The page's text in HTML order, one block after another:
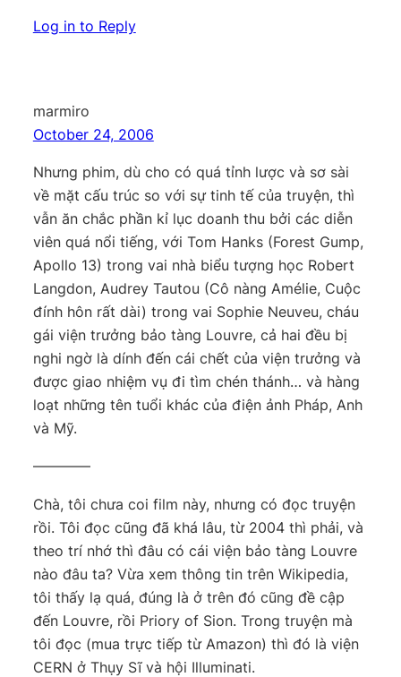
Log in to Reply
marmiro
October 24, 2006
Nhưng phim, dù cho có quá tỉnh lược và sơ sài
về mặt cấu trúc so với sự tinh tế của truyện, thì
vẫn ăn chắc phần kỉ lục doanh thu bởi các diễn
viên quá nổi tiếng, với Tom Hanks (Forest Gump,
Apollo 13) trong vai nhà biểu tượng học Robert
Langdon, Audrey Tautou (Cô nàng Amélie, Cuộc
đính hôn rất dài) trong vai Sophie Neuveu, cháu
gái viện trưởng bảo tàng Louvre, cả hai đều bị
nghi ngờ là dính đến cái chết của viện trưởng và
được giao nhiệm vụ đi tìm chén thánh… và hàng
loạt những tên tuổi khác của điện ảnh Pháp, Anh
và Mỹ.
————
Chà, tôi chưa coi film này, nhưng có đọc truyện
rồi. Tôi đọc cũng đã khá lâu, từ 2004 thì phải, và
theo trí nhớ thì đâu có cái viện bảo tàng Louvre
nào đâu ta? Vừa xem thông tin trên Wikipedia,
tôi thấy lạ quá, đúng là ở trên đó cũng đề cập
đến Louvre, rồi Priory of Sion. Trong truyện mà
tôi đọc (mua trực tiếp từ Amazon) thì đó là viện
CERN ở Thụy Sĩ và hội Illuminati.